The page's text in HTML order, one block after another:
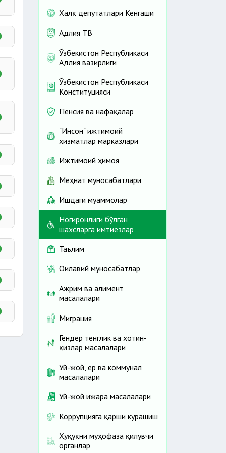
Халқ депутатлари Кенгаши
Адлия ТВ
Ўзбекистон Республикаси
Адлия вазирлиги
Ўзбекистон Республикаси
Конституцияси
Пенсия ва нафақалар
"Инсон" ижтимоий
хизматлар марказлари
Ижтимоий ҳимоя
Меҳнат муносабатлари
Ишдаги муаммолар
Ногиронлиги бўлган
шахсларга имтиёзлар
Таълим
Оилавий муносабатлар
Ажрим ва алимент
масалалари
Миграция
Гендер тенглик ва хотин-
қизлар масалалари
Уй-жой, ер ва коммунал
масалалари
Уй-жой ижара масалалари
Коррупцияга қарши курашиш
Ҳуқуқни муҳофаза қилувчи
органлар